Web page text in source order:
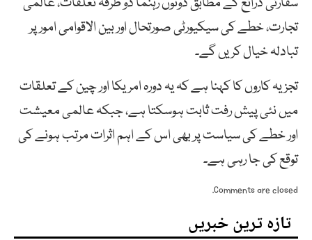
تجارت، خطے کی سیکیورٹی صورتحال اور بین الاقوامی امور پر
تبادلہ خیال کریں گے۔
تجزیہ کاروں کا کہنا ہے کہ یہ دورہ امریکا اور چین کے تعلقات
میں نئی پیش رفت ثابت ہوسکتا ہے، جبکہ عالمی معیشت
اور خطے کی سیاست پر بھی اس کے اہم اثرات مرتب ہونے کی
توقع کی جا رہی ہے۔
Comments are closed.
تازہ ترین خبریں